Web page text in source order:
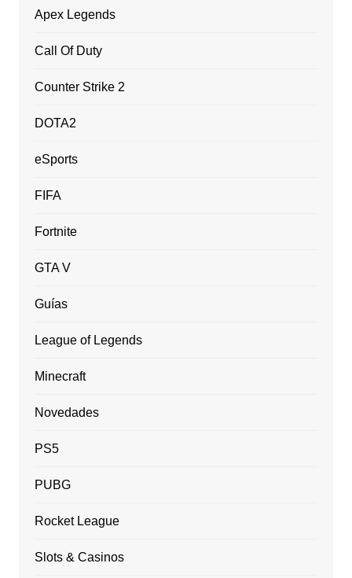
Apex Legends
Call Of Duty
Counter Strike 2
DOTA2
eSports
FIFA
Fortnite
GTA V
Guías
League of Legends
Minecraft
Novedades
PS5
PUBG
Rocket League
Slots & Casinos